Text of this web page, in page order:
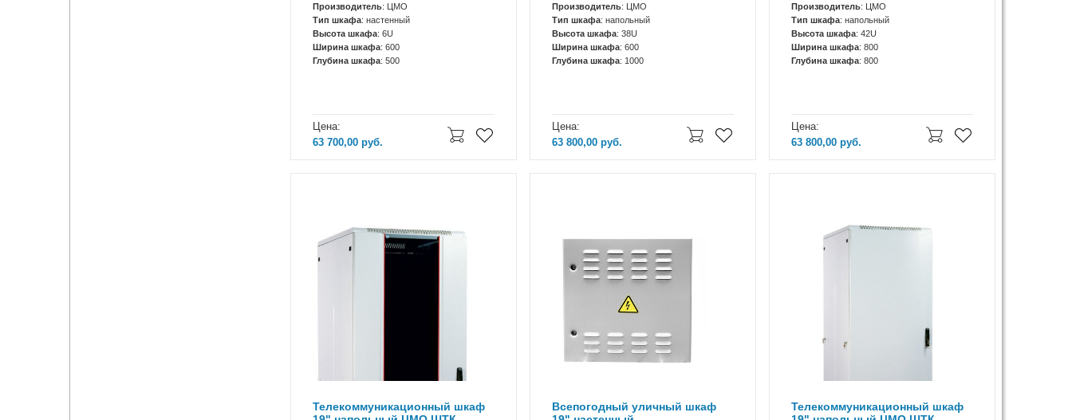
Производитель: ЦМО
Тип шкафа: настенный
Высота шкафа: 6U
Ширина шкафа: 600
Глубина шкафа: 500
Цена:
63 700,00 руб.
Производитель: ЦМО
Тип шкафа: напольный
Высота шкафа: 38U
Ширина шкафа: 600
Глубина шкафа: 1000
Цена:
63 800,00руб.
Производитель: ЦМО
Тип шкафа: напольный
Высота шкафа: 42U
Ширина шкафа: 800
Глубина шкафа: 800
Цена:
63 800,00руб.
Телекоммуникационный шкаф
Всепогодный уличный шкаф
Телекоммуникационный шкаф